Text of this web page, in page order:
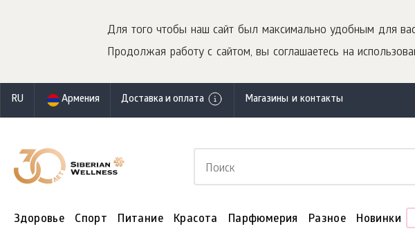
Для того чтобы наш сайт был максимально удобным для
Продолжая работу с сайтом, вы соглашаетесь на
RU Армения Доставка и оплата Магазины и контакты
Здоровье Спорт Питание Красота Парфюмерия Разное Новинки